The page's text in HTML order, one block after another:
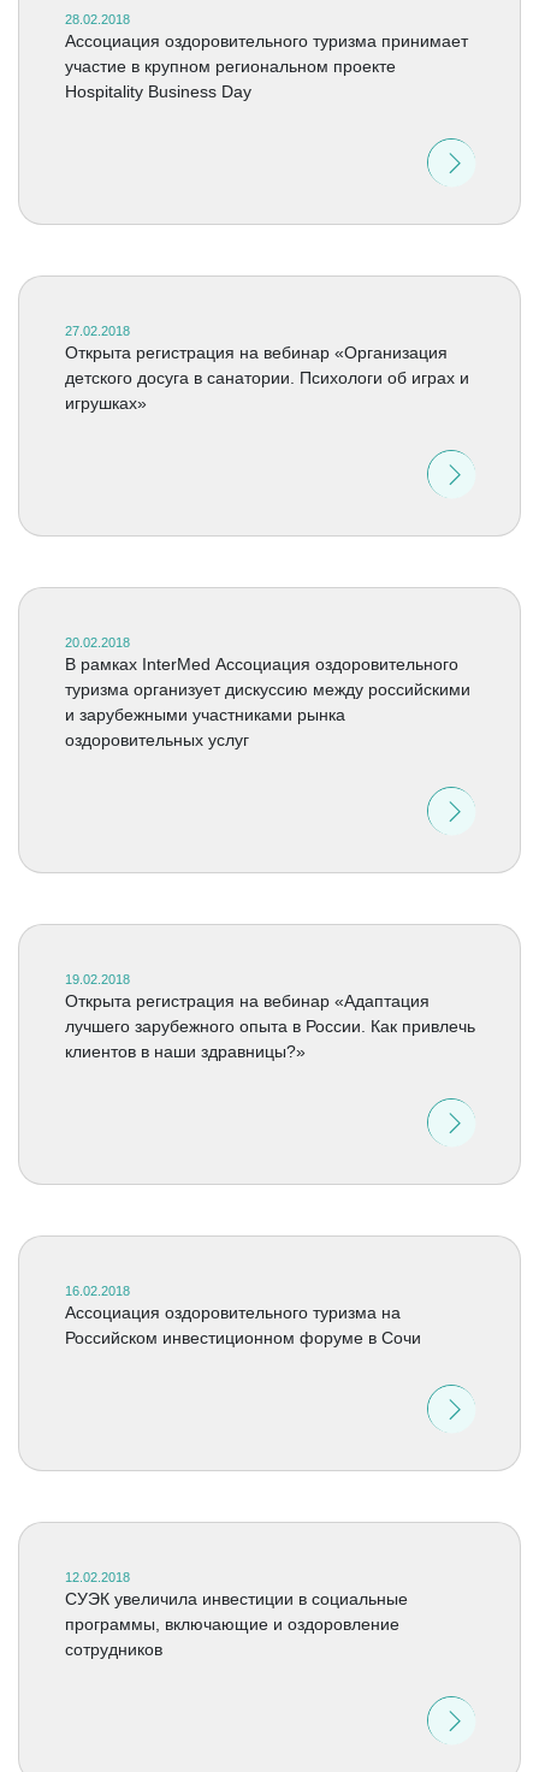
28.02.2018
Ассоциация оздоровительного туризма принимает
участие в крупном региональном проекте
Hospitality Business Day
27.02.2018
Открыта регистрация на вебинар «Организация
детского досуга в санатории. Психологи об играх и
игрушках»
20.02.2018
В рамках InterMed Ассоциация оздоровительного
туризма организует дискуссию между российскими
и зарубежными участниками рынка
оздоровительных услуг
19.02.2018
Открыта регистрация на вебинар «Адаптация
лучшего зарубежного опыта в России. Как привлечь
клиентов в наши здравницы?»
16.02.2018
Ассоциация оздоровительного туризма на
Российском инвестиционном форуме в Сочи
12.02.2018
СУЭК увеличила инвестиции в социальные
программы, включающие и оздоровление
сотрудников